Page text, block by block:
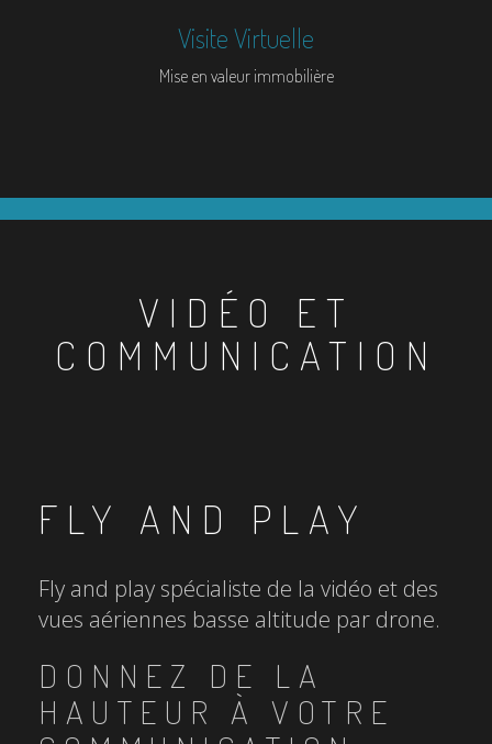
Visite Virtuelle
Mise en valeur immobilière
VIDÉO ET
COMMUNICATION
FLY AND PLAY
Fly and play spécialiste de la vidéo et des
vues aériennes basse altitude par drone.
DONNEZ DE LA
HAUTEUR À VOTRE